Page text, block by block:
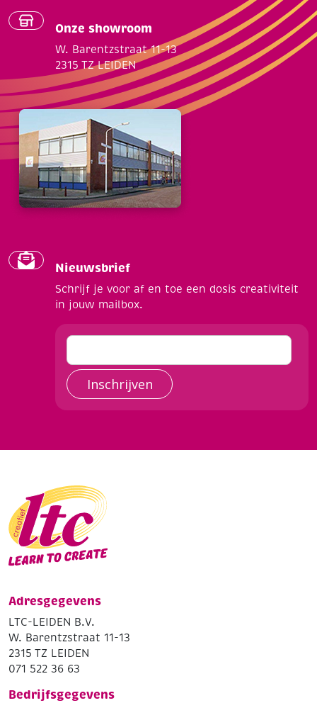
Onze showroom
W. Barentzstraat 11-13
2315 TZ LEIDEN
Nieuwsbrief
Schrijf je voor af en toe een dosis creativiteit
in jouw mailbox.
Inschrijven
Adresgegevens
LTC-LEIDEN B.V.
W. Barentzstraat 11-13
2315 TZ LEIDEN
071 522 36 63
Bedrijfsgegevens